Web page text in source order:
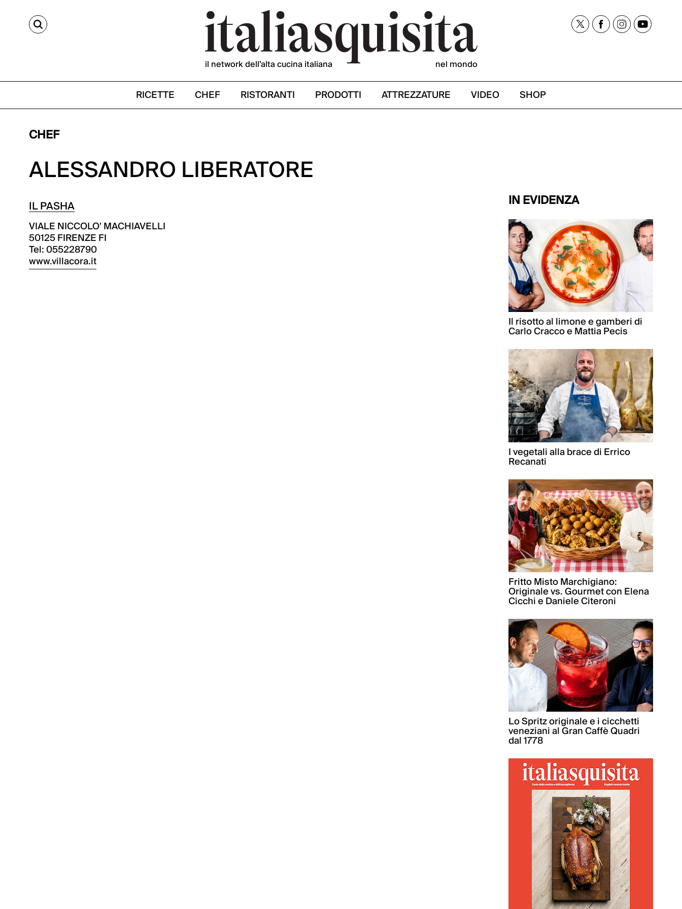
CERCA
il network dell’alta cucina italiana nel mondo
RICETTE CHEF RISTORANTI PRODOTTI ATTREZZATURE VIDEO SHOP
CHEF
ALESSANDRO LIBERATORE
IL PASHA
VIALE NICCOLO' MACHIAVELLI
50125 FIRENZE FI
Tel: 055228790
www.villacora.it
IN EVIDENZA
Il risotto al limone e gamberi di
Carlo Cracco e Mattia Pecis
I vegetali alla brace di Errico
Recanati
Fritto Misto Marchigiano:
Originale vs. Gourmet con Elena
Cicchi e Daniele Citeroni
Lo Spritz originale e i cicchetti
veneziani al Gran Caffè Quadri
dal 1778